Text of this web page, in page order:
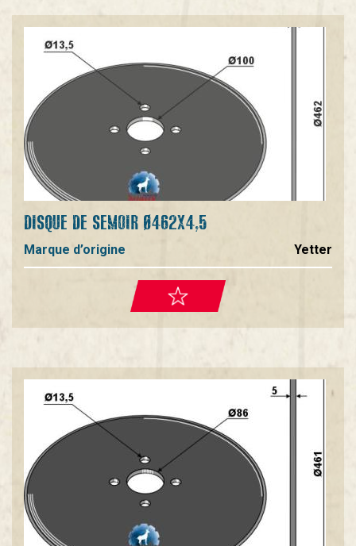
DISQUE DE SEMOIR Ø462X4,5
Marque d’origine Yetter